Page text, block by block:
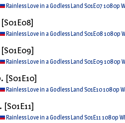
Rainless Love in a Godless Land S01E07 1080p
[S01E08]
Rainless Love in a Godless Land S01E08 1080p
[S01E09]
Rainless Love in a Godless Land S01E09 1080p
[S01E10]
Rainless Love in a Godless Land S01E10 1080p
[S01E11]
Rainless Love in a Godless Land S01E11 1080p